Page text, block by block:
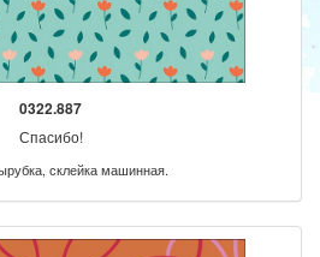
0322.887
Спасибо!
склейка машинная.